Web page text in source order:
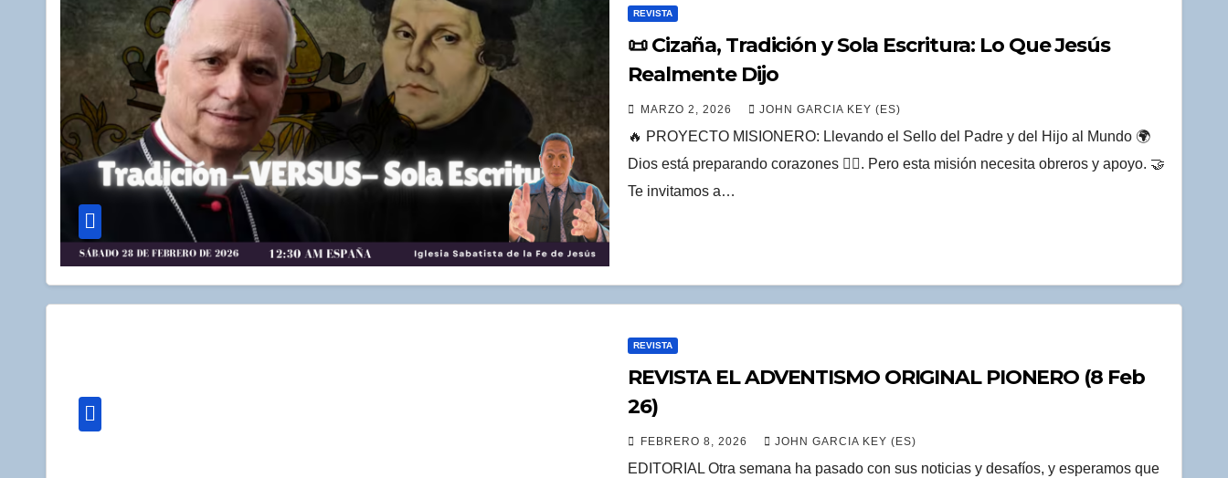
REVISTA
📜 Cizaña, Tradición y Sola Escritura: Lo Que Jesús
Realmente Dijo
MARZO 2, 2026 JOHN GARCIA KEY (ES)
🔥 PROYECTO MISIONERO: Llevando el Sello del Padre y del Hijo al Mundo 🌍
Dios está preparando corazones ❤️‍🔥. Pero esta misión necesita obreros y apoyo. 🤝
Te invitamos a…
REVISTA
REVISTA EL ADVENTISMO ORIGINAL PIONERO (8 Feb
26)
FEBRERO 8, 2026 JOHN GARCIA KEY (ES)
EDITORIAL Otra semana ha pasado con sus noticias y desafíos, y esperamos que